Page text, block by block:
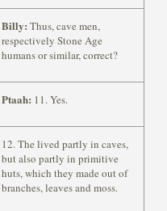
Billy: Thus, cave men,
respectively Stone Age
humans or similar, correct?
Ptaah: 11. Yes.
12. The lived partly in caves,
but also partly in primitive
huts, which they made out of
branches, leaves and moss.